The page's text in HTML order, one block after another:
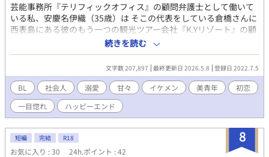
芸能事務所『テリフィックオフィス』の顧問弁護士として働いて
いる私、安慶名伊織（35歳）は そこの代表をしている倉橋さんに
西表島にある彼のもう一つの観光ツアー会社『K.Yリゾート』の顧
問弁護士を依頼された。 久しぶりに沖縄との縁を感じた私はとり
あえず一度会社に行かせてくださいと頼み、約20年ぶりに沖縄の
地に足を踏み入れる。 西表に行く前に石垣島を観光しながら、倉
橋さんに勧められた宿で憩いのひとときを過ごしていると、ある
一本の電話があって……。 こちらは右手がくれた奇跡シリーズに
出てくる安慶名伊織が主人公のお話です。 これだけでも楽しめる
と思いますが、他のお話につながっていますので未読の方はぜひ
そちらも読んでいただけると嬉しいです♡ 弁護士が主人公ですが
裁判等のお話は一切ありません。 溺愛甘々ハッピーエンド小説で
す。 そこまで長くはならない予定です。 R18には※つけます。
続きを読む
文字数 207,897 最終更新日 2026.5.8 登録日 2022.7.5
BL 社会人 溺愛 甘々 イケメン 美青年
初恋
一目惚れ
ハッピーエンド
8
短編 完結 R18
お気に入り : 30 24h.ポイント : 42